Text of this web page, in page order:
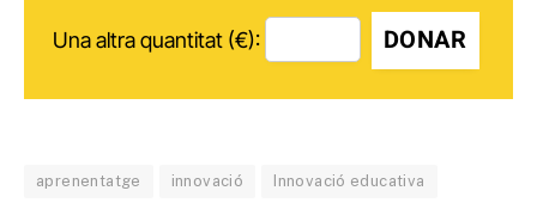
Una altra quantitat (€): DONAR
aprenentatge innovació Innovació educativa